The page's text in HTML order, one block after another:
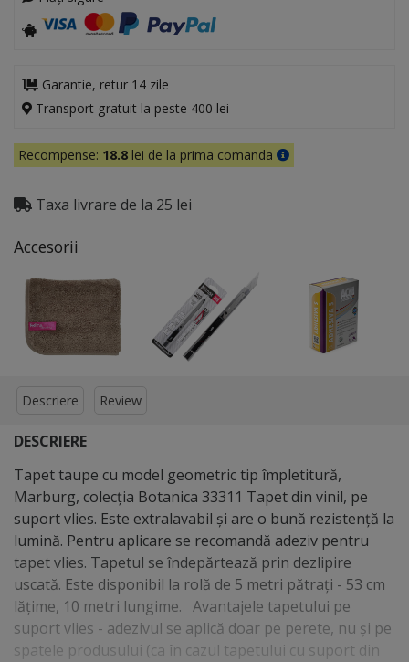
Garantie, retur 14 zile
Transport gratuit la peste 400 lei
Recompense: 18.8 lei de la prima comanda
Taxa livrare de la 25 lei
Accesorii
Descriere Review
DESCRIERE
Tapet taupe cu model geometric tip împletitură,
Marburg, colecţia Botanica 33311 Tapet din vinil, pe
suport vlies. Este extralavabil şi are o bună rezistenţă la
lumină. Pentru aplicare se recomandă adeziv pentru
tapet vlies. Tapetul se îndepărtează prin dezlipire
uscată. Este disponibil la rolă de 5 metri pătraţi - 53 cm
lăţime, 10 metri lungime. Avantajele tapetului pe
suport vlies - adezivul se aplică doar pe perete, nu şi pe
spatele produsului (ca în cazul tapetului cu suport din